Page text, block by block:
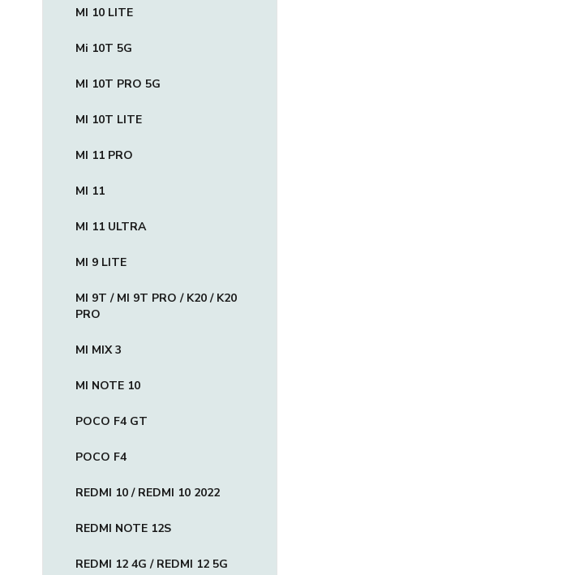
MI 10 LITE
Mi 10T 5G
MI 10T PRO 5G
MI 10T LITE
MI 11 PRO
MI 11
MI 11 ULTRA
MI 9 LITE
MI 9T / MI 9T PRO / K20 / K20
PRO
MI MIX 3
MI NOTE 10
POCO F4 GT
POCO F4
REDMI 10 / REDMI 10 2022
REDMI NOTE 12S
REDMI 12 4G / REDMI 12 5G